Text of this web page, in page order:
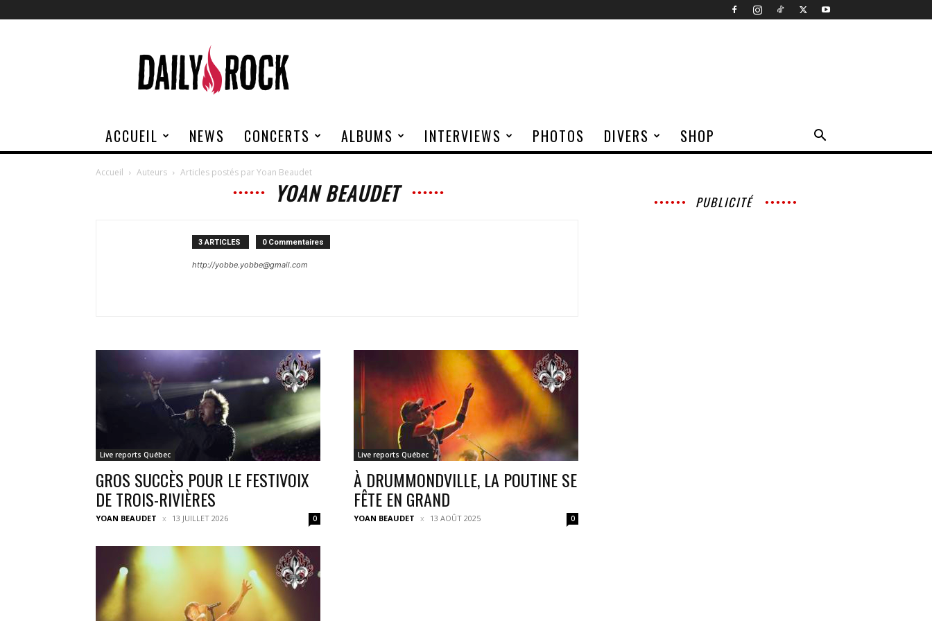
Rock
ACCUEIL NEWS CONCERTS ALBUMS INTERVIEWS PHOTOS DIVERS SHOP
Accueil Auteurs Articles postés par Yoan Beaudet
YOAN BEAUDET
3 ARTICLES 0 Commentaires
http://yobbe.yobbe@gmail.com
Live reports Québec
GROS SUCCÈS POUR LE FESTIVOIX
DE TROIS-RIVIÈRES
YOAN BEAUDET 13 JUILLET 2026 0
Live reports Québec
À DRUMMONDVILLE, LA POUTINE SE
FÊTE EN GRAND
YOAN BEAUDET 13 AOÛT 2025 0
PUBLICITÉ